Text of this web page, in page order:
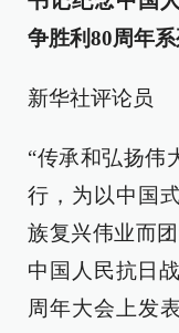
争胜利80周年
新华社评论员
“传承和弘扬伟
行，为以中国
族复兴伟业而
中国人民抗日
周年大会上发